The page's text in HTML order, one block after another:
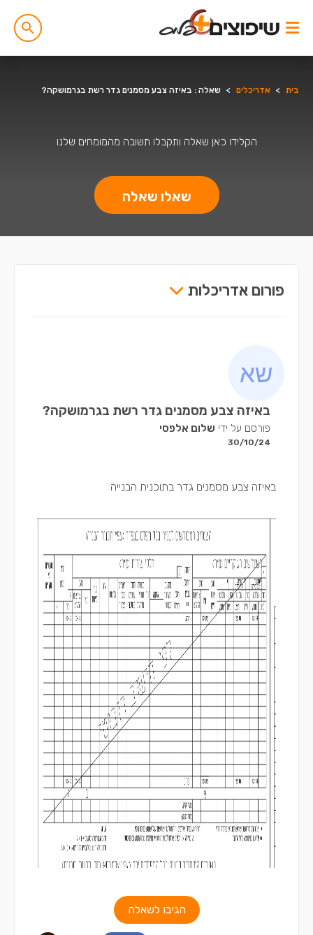
בית > אדריכלים > שאלה : באיזה צבע מסמנים גדר רשת בגרמושקה?
הקלידו כאן שאלה ותקבלו תשובה מהמומחים שלנו
שאלו שאלה
פורום אדריכלות
באיזה צבע מסמנים גדר רשת בגרמושקה?
פורסם על ידי שלום אלפסי
30/10/24
באיזה צבע מסמנים גדר בתוכנית הבנייה
הגיבו לשאלה